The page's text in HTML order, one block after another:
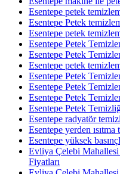
Esentepe petek
Esentepe Petek
Esentepe petek
Esentepe Petek
Esentepe Petek
Esentepe petek
Esentepe Petek
Esentepe Petek
Esentepe Petek
Esentepe Petek
Esentepe radyatör
Esentepe yerden
Esentepe yüksek
Evliya Çelebi
Fiyatları